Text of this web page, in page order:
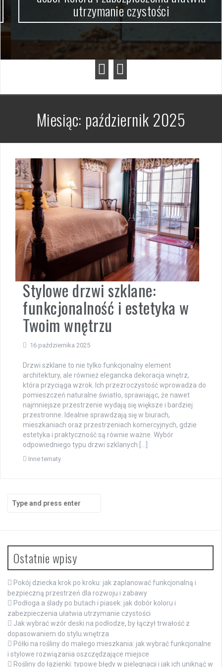
utrzymanie czystości
Miesiąc: październik 2025
Stylowe drzwi szklane:
funkcjonalność i estetyka w
Twoim wnętrzu
16 października 2025
Drzwi szklane to nie tylko funkcjonalny element
architektury, ale również elegancka dekoracja wnętrz,
która przyciąga wzrok. Ich przezroczystość wprowadza do
pomieszczeń naturalne światło, sprawiając, że nawet
najmniejsze przestrzenie wydają się większe i bardziej
przestronne. Idealnie sprawdzają się w biurach,
mieszkaniach oraz przestrzeniach komercyjnych, gdzie
estetyka i praktyczność są równie ważne. Wybór
odpowiedniego typu drzwi szklanych […]
Inne tematy
for:
Ostatnie wpisy
Pokój dziecka krok po kroku: jak zaplanować funkcjonalną i
bezpieczną przestrzeń dla rozwoju i zabawy
Podłoga a ślady po butach i piasek: jak dobór koloru i
zabezpieczenia ułatwia utrzymanie czystości
Jak wybrać wzór deski na podłodze, by łączył trwałość z
dopasowaniem do stylu wnętrza
Półki na rośliny do małego mieszkania: jak wybrać funkcjonalne
i stylowe rozwiązania oszczędzające miejsce
Rośliny do łazienki: typowe błędy w pielęgnacji i jak ich uniknąć w